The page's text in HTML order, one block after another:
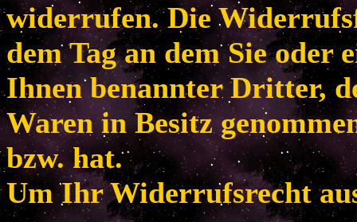
widerrufen. Die
dem Tag an dem Sie oder
Ihnen benannter Dritter,
Waren in Besitz
bzw. hat.
Um Ihr Widerrufsrecht